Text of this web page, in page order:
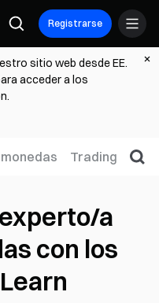
Registrarse
sitio web desde EE.
acceder a los
Trading
a
con los